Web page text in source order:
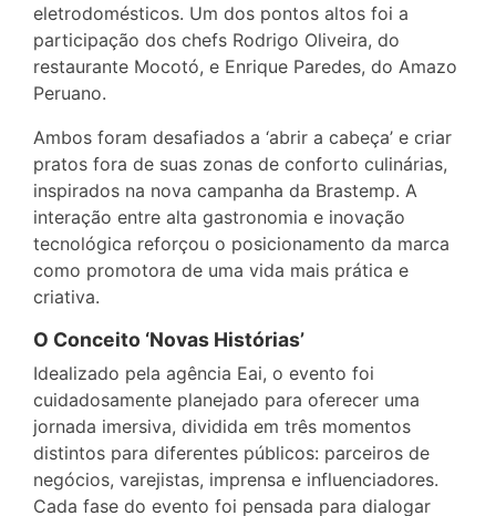
eletrodomésticos. Um dos pontos altos foi a
participação dos chefs Rodrigo Oliveira, do
restaurante Mocotó, e Enrique Paredes, do Amazo
Peruano.
Ambos foram desafiados a ‘abrir a cabeça’ e criar
pratos fora de suas zonas de conforto culinárias,
inspirados na nova campanha da Brastemp. A
interação entre alta gastronomia e inovação
tecnológica reforçou o posicionamento da marca
como promotora de uma vida mais prática e
criativa.
O Conceito ‘Novas Histórias’
Idealizado pela agência Eai, o evento foi
cuidadosamente planejado para oferecer uma
jornada imersiva, dividida em três momentos
distintos para diferentes públicos: parceiros de
negócios, varejistas, imprensa e influenciadores.
Cada fase do evento foi pensada para dialogar